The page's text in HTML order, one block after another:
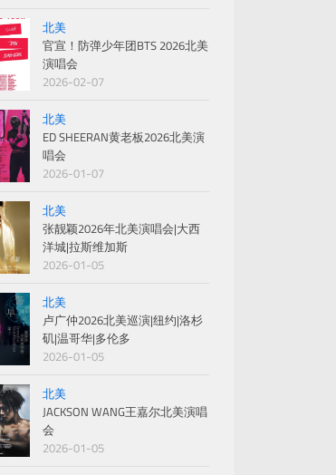
北美
官宣！防弹少年团BTS 2026北美
演唱会
2026-02-07
北美
ED SHEERAN黄老板2026北美演
唱会
2026-01-07
北美
张靓颖2026年北美演唱会|大西
洋城|拉斯维加斯
2026-01-05
北美
卢广仲2026北美巡演|纽约|洛杉
矶|温哥华|多伦多
2026-01-05
北美
JACKSON WANG王嘉尔北美演唱
会
2026-01-05